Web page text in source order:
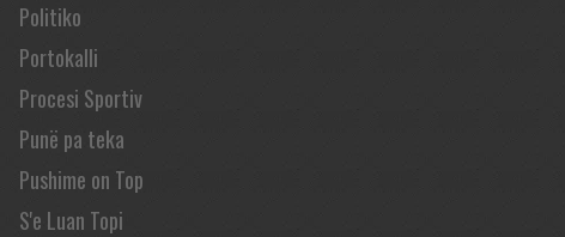
Politiko
Portokalli
Procesi Sportiv
Punë pa teka
Pushime on Top
S'e Luan Topi